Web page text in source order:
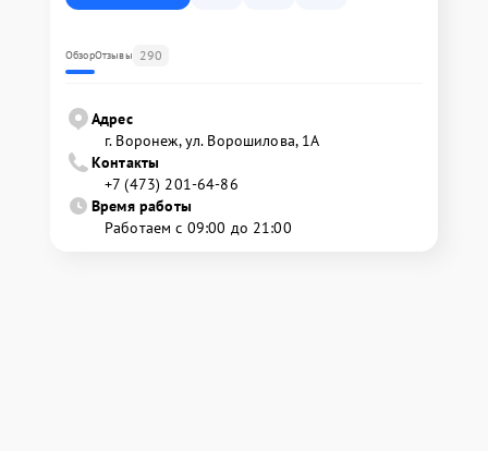
ОбзорОтзывы 290
Адрес
г. Воронеж, ул. Ворошилова, 1А
Контакты
+7 (473) 201-64-86
Время работы
Работаем с 09:00 до 21:00